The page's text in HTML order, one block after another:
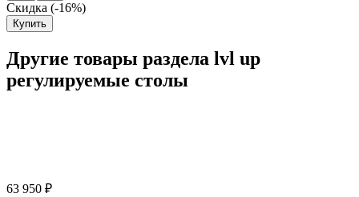
Скидка (-16%)
Купить
Другие товары раздела lvl up
регулируемые столы
63 950 ₽